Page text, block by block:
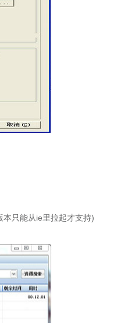
只能从ie里拉起才支持)